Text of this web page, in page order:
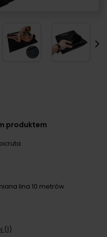
produktem
lina 10 metrów
(1)